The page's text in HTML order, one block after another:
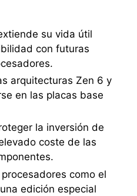
su vida útil
con futuras
arquitecturas Zen 6 y
en las placas base
la inversión de
coste de las
como el
edición especial